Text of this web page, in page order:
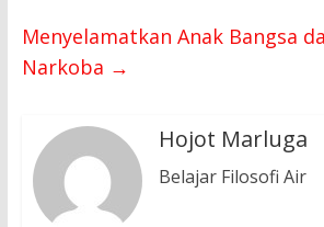
Menyelamatkan Anak Bangsa
Narkoba →
Hojot Marluga
Belajar Filosofi Air